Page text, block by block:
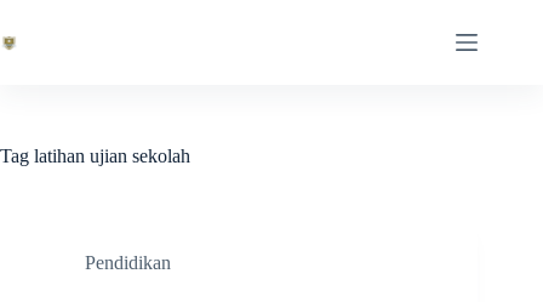
content
Tag latihan ujian sekolah
Pendidikan